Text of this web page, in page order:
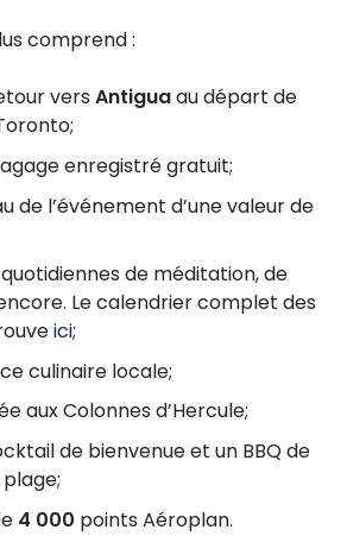
comprend :
vers Antiguaau départ de
enregistré gratuit;
de l’événement d’une valeur de
de méditation, de
Le calendrier complet des
ici;
culinaire locale;
aux Colonnes d’Hercule;
de bienvenue et un BBQ de
4 000 points Aéroplan.